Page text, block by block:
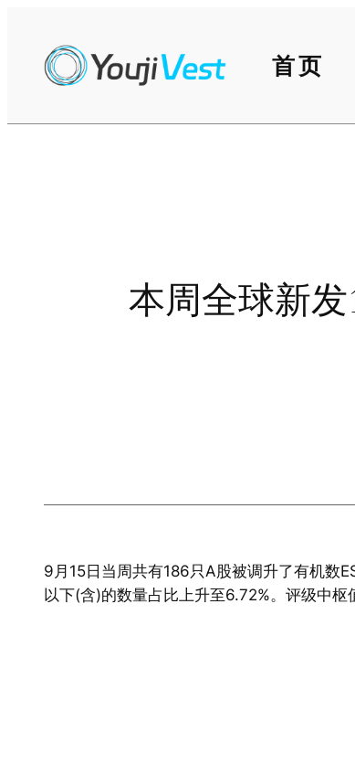
首页
本周全球新
9月15日当周共有186只A股被调升了有机数
以下(含)的数量占比上升至6.72%。评级中枢